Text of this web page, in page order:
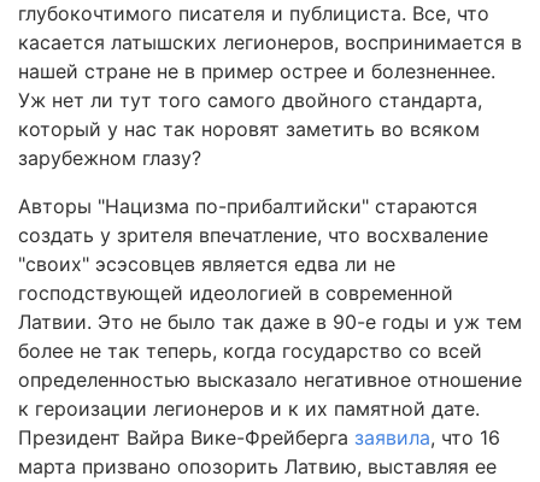
глубокочтимого писателя и публициста. Все, что
касается латышских легионеров, воспринимается в
нашей стране не в пример острее и болезненнее.
Уж нет ли тут того самого двойного стандарта,
который у нас так норовят заметить во всяком
зарубежном глазу?
Авторы "Нацизма по-прибалтийски" стараются
создать у зрителя впечатление, что восхваление
"своих" эсэсовцев является едва ли не
господствующей идеологией в современной
Латвии. Это не было так даже в 90-е годы и уж тем
более не так теперь, когда государство со всей
определенностью высказало негативное отношение
к героизации легионеров и к их памятной дате.
Президент Вайра Вике-Фрейберга заявила, что 16
марта призвано опозорить Латвию, выставляя ее